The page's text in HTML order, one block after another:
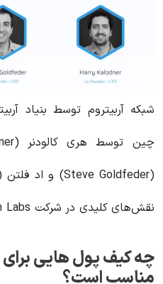
شبکه آربیتروم توسط بنیاد
نقش‌های کلیدی در شرکت Offchain Labs، ایفا می‌کنند.
مناسب است؟